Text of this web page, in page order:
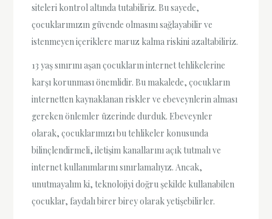
siteleri kontrol altında tutabiliriz. Bu sayede,
çocuklarımızın güvende olmasını sağlayabilir ve
istenmeyen içeriklere maruz kalma riskini azaltabiliriz.
13 yaş sınırını aşan çocukların internet tehlikelerine
karşı korunması önemlidir. Bu makalede, çocukların
internetten kaynaklanan riskler ve ebeveynlerin alması
gereken önlemler üzerinde durduk. Ebeveynler
olarak, çocuklarımızı bu tehlikeler konusunda
bilinçlendirmeli, iletişim kanallarını açık tutmalı ve
internet kullanımlarını sınırlamalıyız. Ancak,
unutmayalım ki, teknolojiyi doğru şekilde kullanabilen
çocuklar, faydalı birer birey olarak yetişebilirler.